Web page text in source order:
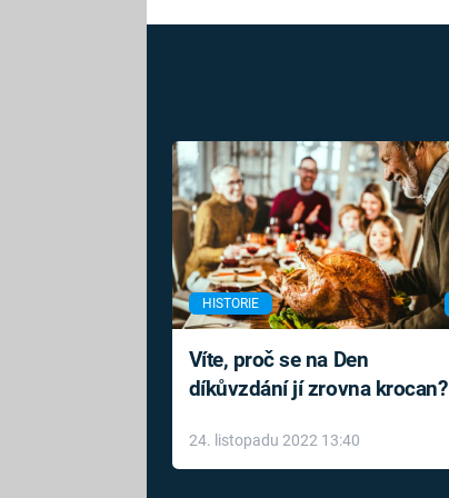
HISTORIE
Víte, proč se na Den
díkůvzdání jí zrovna krocan?
24. listopadu 2022 13:40